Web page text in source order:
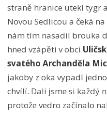
straně hranice utekl tygr
Novou Sedlicou a čeká
nám tím nasadil brouka
hned vzápětí v obci
svatého Archanděla
jakoby z oka vypadl
chvílí. Dali jsme si každý
protože vedro začínalo